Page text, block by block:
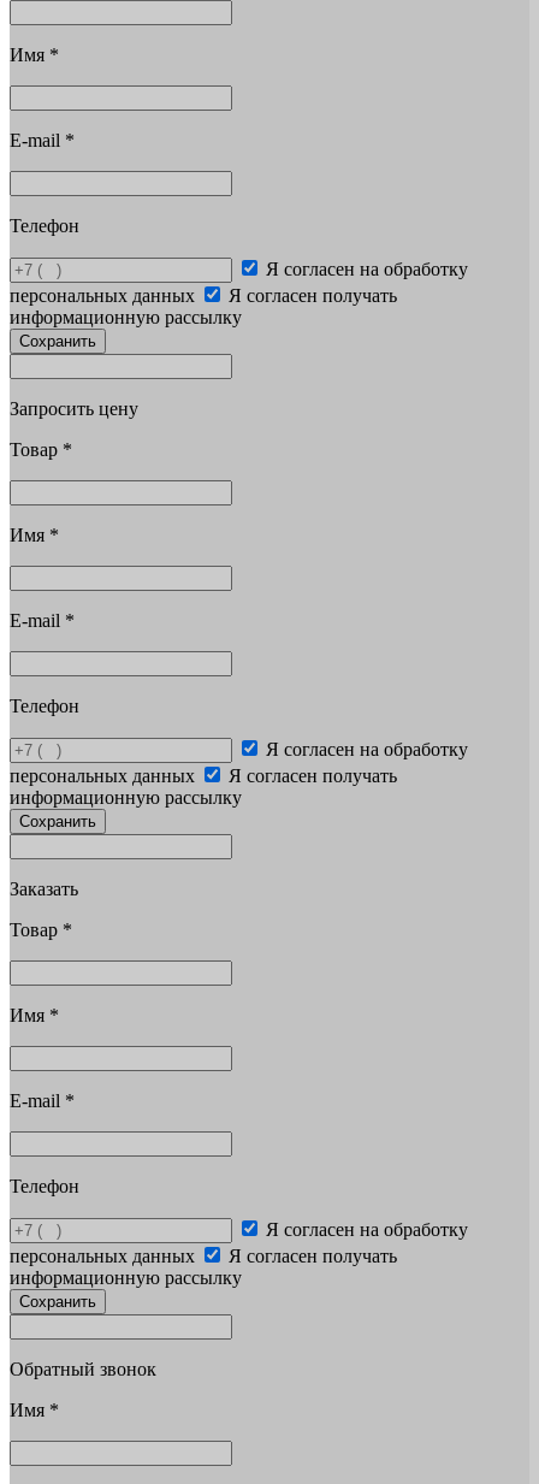
Имя *
E-mail *
Телефон
Я согласен на обработку
персональных данных
Я согласен получать
информационную рассылку
Сохранить
Запросить цену
Товар *
Имя *
E-mail *
Телефон
Я согласен на обработку
персональных данных
Я согласен получать
информационную рассылку
Сохранить
Заказать
Товар *
Имя *
E-mail *
Телефон
Я согласен на обработку
персональных данных
Я согласен получать
информационную рассылку
Сохранить
Обратный звонок
Имя *